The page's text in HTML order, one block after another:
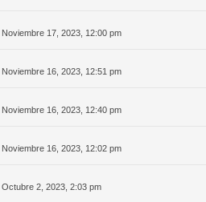
Noviembre 17, 2023, 12:00 pm
Noviembre 16, 2023, 12:51 pm
Noviembre 16, 2023, 12:40 pm
Noviembre 16, 2023, 12:02 pm
Octubre 2, 2023, 2:03 pm